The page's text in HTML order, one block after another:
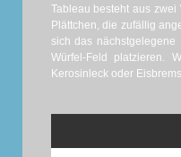
Tableau besteht aus
Plättchen, die zufällig
sich das
Würfel-Feld platzieren.
Kerosinleck oder